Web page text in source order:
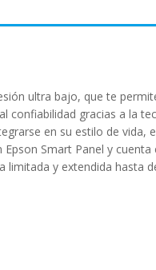
ultra bajo, que te
confiabilidad gracias a la
en su estilo de vida,
Smart Panel y cuenta
limitada y extendida hasta